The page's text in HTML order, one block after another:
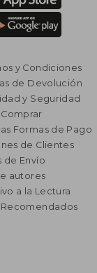
$ 1.371
$ 822
y Condiciones
de Devolución
y Seguridad
Formas de Pago
de Clientes
de Envío
autores
a la Lectura
Recomendados